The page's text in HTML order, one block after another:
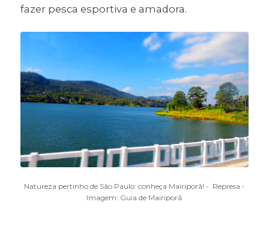
fazer pesca esportiva e amadora.
Natureza pertinho de São Paulo: conheça Mairiporã! - Represa -
Imagem: Guia de Mairiporã